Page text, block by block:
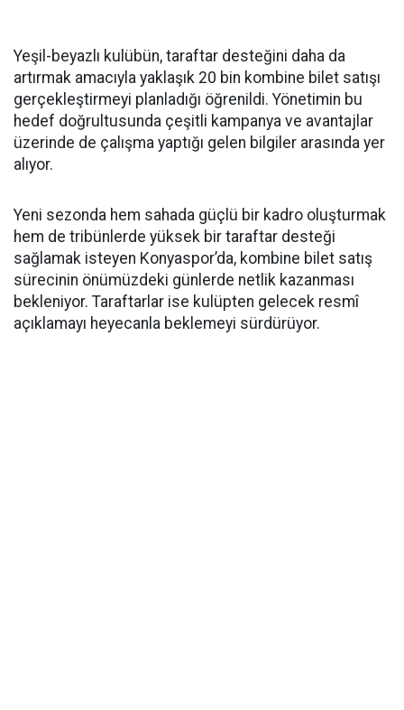
Yeşil-beyazlı kulübün, taraftar desteğini daha da
artırmak amacıyla yaklaşık 20 bin kombine bilet satışı
gerçekleştirmeyi planladığı öğrenildi. Yönetimin bu
hedef doğrultusunda çeşitli kampanya ve avantajlar
üzerinde de çalışma yaptığı gelen bilgiler arasında yer
alıyor.
Yeni sezonda hem sahada güçlü bir kadro oluşturmak
hem de tribünlerde yüksek bir taraftar desteği
sağlamak isteyen Konyaspor’da, kombine bilet satış
sürecinin önümüzdeki günlerde netlik kazanması
bekleniyor. Taraftarlar ise kulüpten gelecek resmî
açıklamayı heyecanla beklemeyi sürdürüyor.